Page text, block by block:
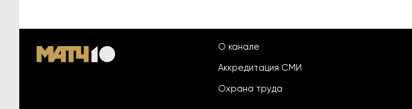
О канале
Аккредитация СМИ
Охрана труда